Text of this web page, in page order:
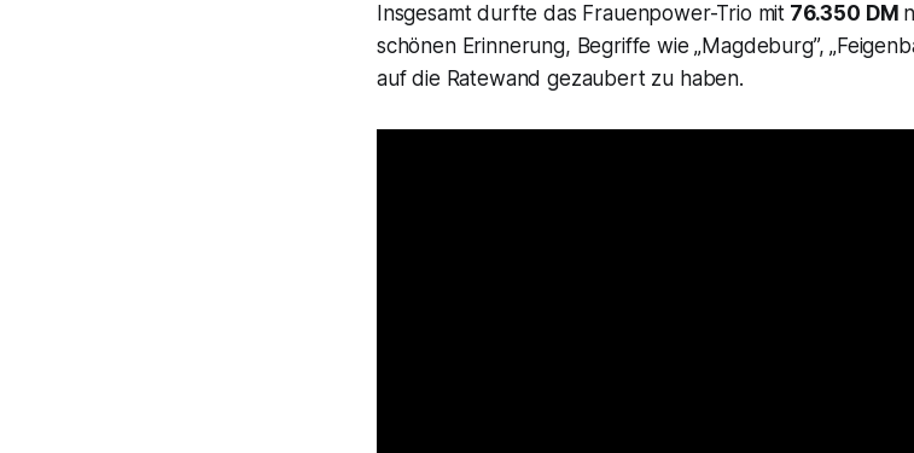
Insgesamt durfte das Frauenpower-Trio mit 76.350 DM
schönen Erinnerung, Begriffe wie „Magdeburg”,
auf die Ratewand gezaubert zu haben.